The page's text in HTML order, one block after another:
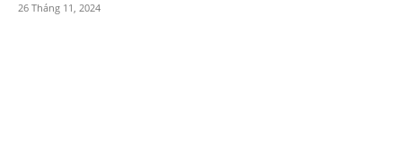
26 Tháng 11, 2024